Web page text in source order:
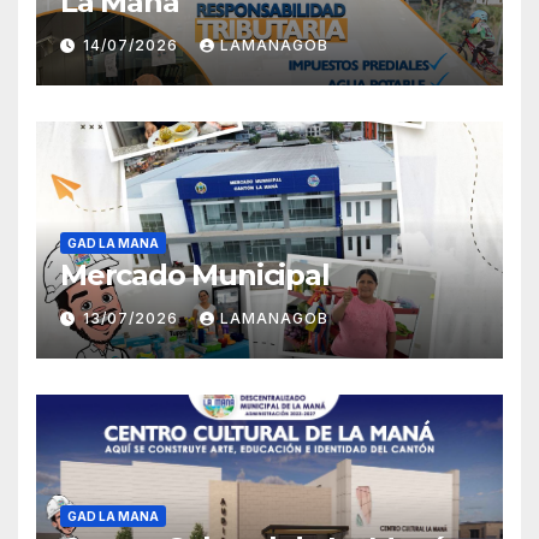
14/07/2026 LAMANAGOB
GAD LA MANA
Mercado Municipal
13/07/2026 LAMANAGOB
GAD LA MANA